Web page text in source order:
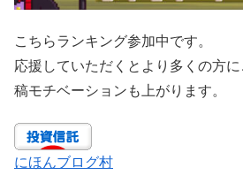
こちらランキング参加中です。
応援していただくとより多くの方
稿モチベーションも上がります。
にほんブログ村